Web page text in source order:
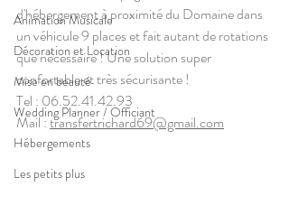
Animation Musicale
Décoration et Location
Mise en beauté
Wedding Planner / Officiant
Hébergements
Les petits plus
d'hébergement à proximité du Domaine dans
un véhicule 9 places et fait autant de rotations
que nécessaire ! Une solution super
confortable et très sécurisante !
Tel : 06.52.41.42.93
Mail : transfertrichard69@gmail.com